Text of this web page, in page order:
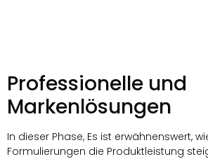
Professionelle und
Markenlösungen
In dieser Phase, Es ist erwähnenswert,
Formulierungen die Produktleistung